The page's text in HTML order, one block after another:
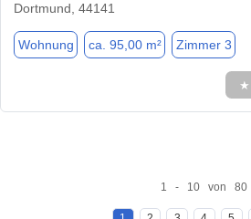
Dortmund, 44141
Wohnung ca. 95,00 m² Zimmer 3
★
1 - 10 von 80